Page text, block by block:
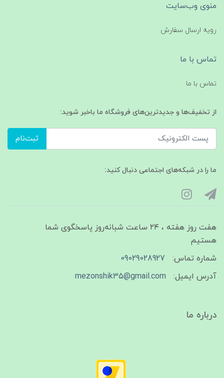
منوی وب‌سایت
رویه ارسال سفارش
تماس با ما
تماس با ما
از تخفیف‌ها و جدیدترین‌های فروشگاه ما باخبر شوید:
ثبت‌نام
ما را در شبکه‌های اجتماعی دنبال کنید:
هفت روز هفته ، ۲۴ ساعت شبانه‌روز پاسخگوی شما
هستیم
شماره تماس:
09029028927
آدرس ایمیل:
mezonshik35@gmail.com
درباره ما